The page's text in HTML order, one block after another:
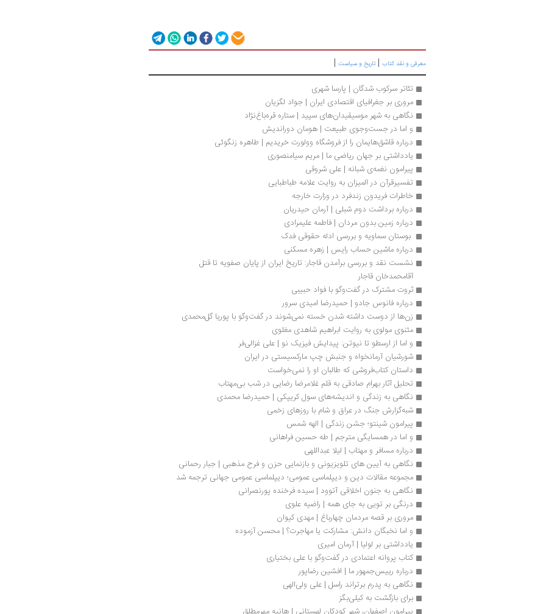
معرفی و نقد کتاب | تاریخ و سیاست |
تئاتر سرکوب شدگان | پارسا شهری
مروری بر جغرافیای اقتصادی ایران | جواد لگزیان
نگاهی به شهر موسیقیدان‌های سپید | ستاره قره‌باغ‌نژاد
و اما در جست‌وجوی طبیعت | هومان دوراندیش
درباره قاشق‌هایمان را از فروشگاه وولورت خریدیم | طاهره زنگوئی
یادداشتی بر جهان ریاضی ما | مریم سیامنصوری
پیرامون نغمه‌ی شبانه | علی شروقی
تفسیرقرآن در المیزان به روایت علامه طباطبایی
خاطرات فریدون زندفرد در وزارت خارجه
درباره برداشت دوم شبلی | آرمان حیدریان
درباره زمین بدون مردان | فاطمه علیمرادی
بوستان سماویه و بررسی ادله حقوقی فدک
درباره ماشین حساب رايس | زهره مسکنی
آقامحمدخان قاجار
ثروت مشترک در گفت‌وگو با فواد حبیبی
درباره فانوس جادو | حمیدرضا امیدی سرور
زن‌ها از دوست داشته شدن خسته نمی‌شوند در گفت‌وگو با پوریا گل‌محمدی
مثنوی مولوی به روایت ابراهیم شاهدی مغلوی
و اما از ارسطو تا نیوتن‏‫: پیدایش فیزیک نو‮‬ | علی غزالی‌فر
شورشیان‌ آرمانخواه و جنبش‌ چپ‌ مارکسیستی‌ در ایران
داستان کتاب‌فروشی که طالبان او را نمی‌خواست
تحلیل آثار بهرام صادقی به قلم غلامرضا رضایی در شب بی‌مهتاب
نگاهی به زندگی و اندیشه‌های سول کریپکی | حمیدرضا محمدی
شبه‌گزارش جنگ در عراق و شام با روزهای زخمی
پیرامون شینتو؛ جشن زندگی | الهه شمس
و اما در همسایگی مترجم | طه حسین فراهانی
درباره مسافر و مهتاب | لیلا عبداللهی
نگاهی به آیین های تلویزیونی و بازنمایی حزن و فرح مذهبی | جبار رحمانی
مجموعه مقالات دین و دیپلماسی عمومی؛ دیپلماسی عمومی جهانی ترجمه شد
نگاهی به جنون اخلاقی آتوود | سیده فرخنده پورنصرانی
درنگی بر تویی به جای همه | راضیه ‌علوی
مروری بر قصه مردمان چهارباغ | مهدی کیوان
و اما نخبگان دانش: مشارکت یا مهاجرت؟ | محسن آزموده
یادداشتی بر لولیا | آرمان امیری
کتاب پروانه اعتمادی در گفت‌وگو با علی بختیاری
درباره رییس‌جمهور ما | افشین رضاپور
نگاهی به پدرم برتراند راسل | علی ولی‌الهی
برای بازگشت به کیلی‌بگز